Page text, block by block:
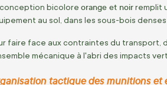
bicolore orange et noirremplit
au sol, dans les sous-bois
faire face aux contraintes du
mécanique à l'abri des impacts
tactique des munitions et